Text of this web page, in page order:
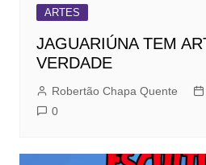
ARTES
JAGUARIÚNA TEM
VERDADE
Robertão Chapa Quente
0